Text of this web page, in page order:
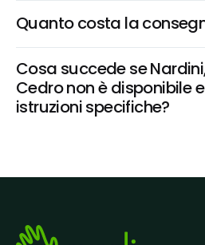
Quanto costa la
Cosa succede se
Cedro non è disponibile
istruzioni specifiche?